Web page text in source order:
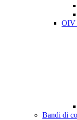
OIV
Bandi di